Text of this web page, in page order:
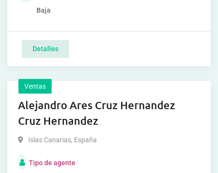
Baja
Detalles
Ventas
Alejandro Ares Cruz Hernandez
Cruz Hernandez
Islas Canarias, España
Tipo de agente